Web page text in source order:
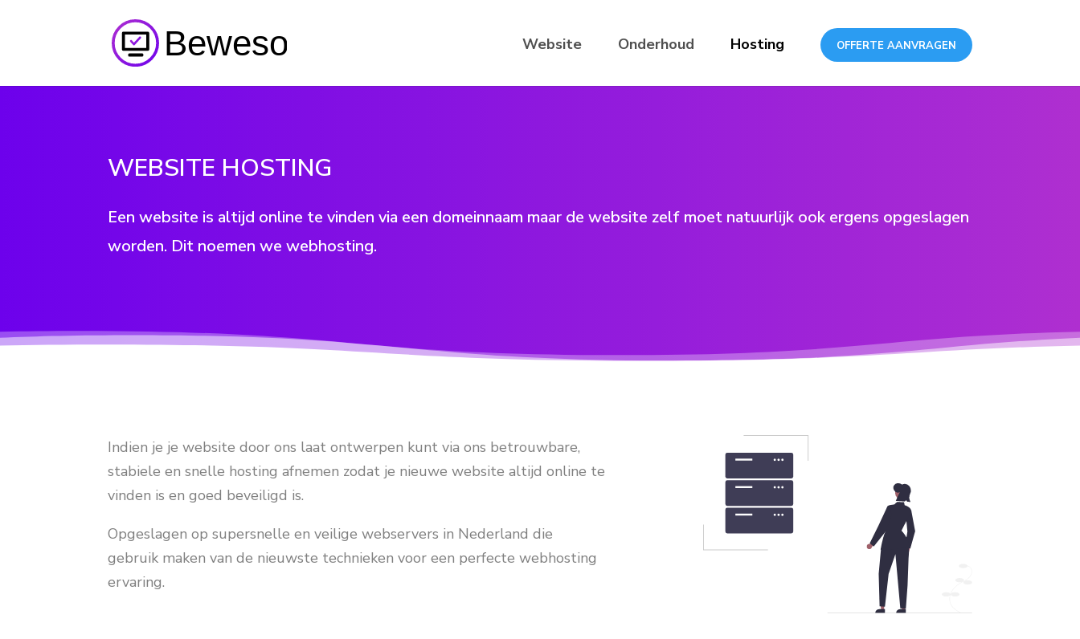
Website Onderhoud Hosting OFFERTE AANVRAGEN
WEBSITE HOSTING
Een website is altijd online te vinden via een domeinnaam maar de website zelf moet natuurlijk ook ergens opgeslagen
worden. Dit noemen we webhosting.
Indien je je website door ons laat ontwerpen kunt via ons betrouwbare,
stabiele en snelle hosting afnemen zodat je nieuwe website altijd online te
vinden is en goed beveiligd is.
Opgeslagen op supersnelle en veilige webservers in Nederland die
gebruik maken van de nieuwste technieken voor een perfecte webhosting
ervaring.